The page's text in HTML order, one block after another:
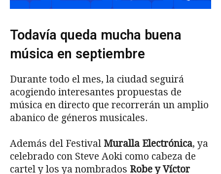
Todavía queda mucha buena
música en septiembre
Durante todo el mes, la ciudad seguirá
acogiendo interesantes propuestas de
música en directo que recorrerán un amplio
abanico de géneros musicales.
Además del Festival Muralla Electrónica, ya
celebrado con Steve Aoki como cabeza de
cartel y los ya nombrados Robe y Víctor